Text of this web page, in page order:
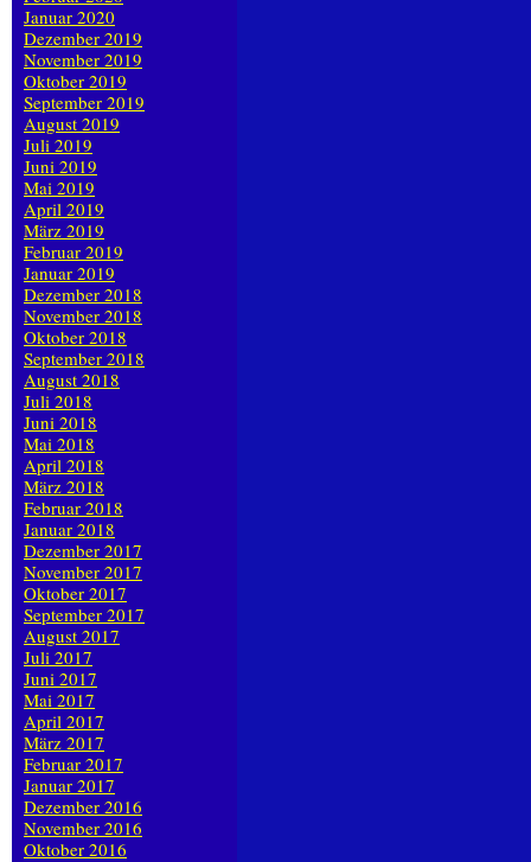
Januar 2020
Dezember 2019
November 2019
Oktober 2019
September 2019
August 2019
Juli 2019
Juni 2019
Mai 2019
April 2019
März 2019
Februar 2019
Januar 2019
Dezember 2018
November 2018
Oktober 2018
September 2018
August 2018
Juli 2018
Juni 2018
Mai 2018
April 2018
März 2018
Februar 2018
Januar 2018
Dezember 2017
November 2017
Oktober 2017
September 2017
August 2017
Juli 2017
Juni 2017
Mai 2017
April 2017
März 2017
Februar 2017
Januar 2017
Dezember 2016
November 2016
Oktober 2016